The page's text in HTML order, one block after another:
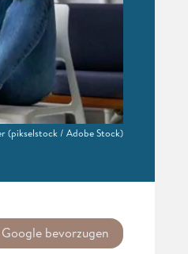
(pikselstock / Adobe Stock)
bevorzugen